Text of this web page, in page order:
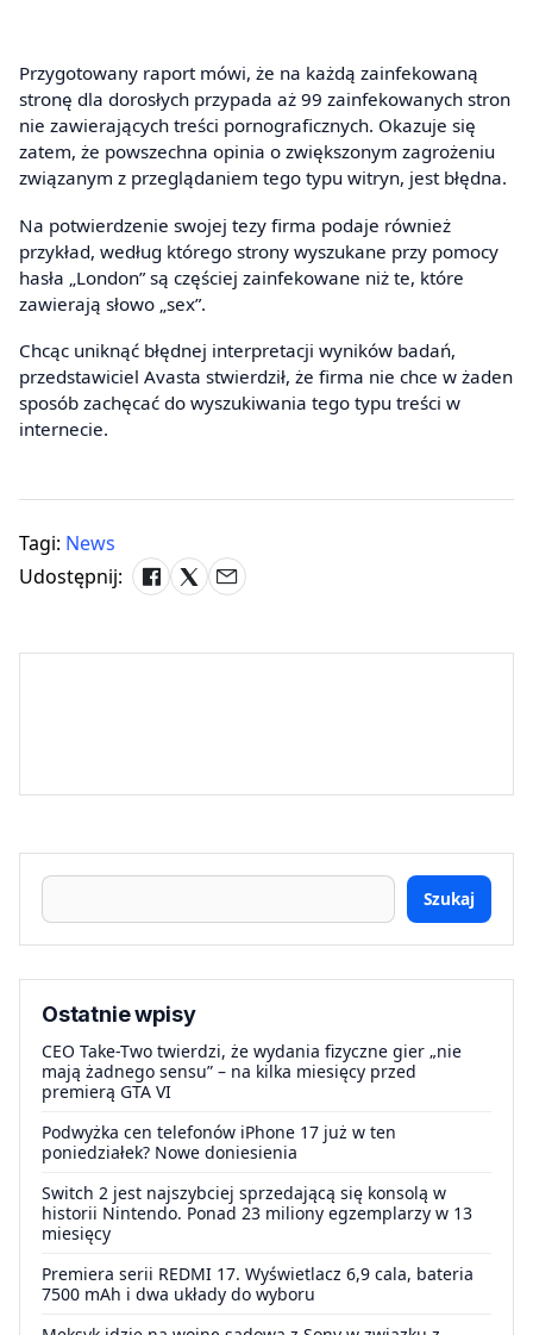
Przygotowany raport mówi, że na każdą zainfekowaną
stronę dla dorosłych przypada aż 99 zainfekowanych stron
nie zawierających treści pornograficznych. Okazuje się
zatem, że powszechna opinia o zwiększonym zagrożeniu
związanym z przeglądaniem tego typu witryn, jest błędna.
Na potwierdzenie swojej tezy firma podaje również
przykład, według którego strony wyszukane przy pomocy
hasła „London” są częściej zainfekowane niż te, które
zawierają słowo „sex”.
Chcąc uniknąć błędnej interpretacji wyników badań,
przedstawiciel Avasta stwierdził, że firma nie chce w żaden
sposób zachęcać do wyszukiwania tego typu treści w
internecie.
Tagi: News
Udostępnij:
Szukaj
Ostatnie wpisy
CEO Take-Two twierdzi, że wydania fizyczne gier „nie
mają żadnego sensu” – na kilka miesięcy przed
premierą GTA VI
Podwyżka cen telefonów iPhone 17 już w ten
poniedziałek? Nowe doniesienia
Switch 2 jest najszybciej sprzedającą się konsolą w
historii Nintendo. Ponad 23 miliony egzemplarzy w 13
miesięcy
Premiera serii REDMI 17. Wyświetlacz 6,9 cala, bateria
7500 mAh i dwa układy do wyboru